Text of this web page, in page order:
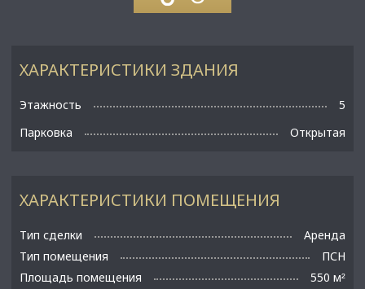
ХАРАКТЕРИСТИКИ ПОМЕЩЕНИЯ
Тип сделки
Аренда
Тип помещения
ПСН
Площадь помещения
550 м²
ХАРАКТЕРИСТИКИ ЗДАНИЯ
Этажность
5
Парковка
Открытая